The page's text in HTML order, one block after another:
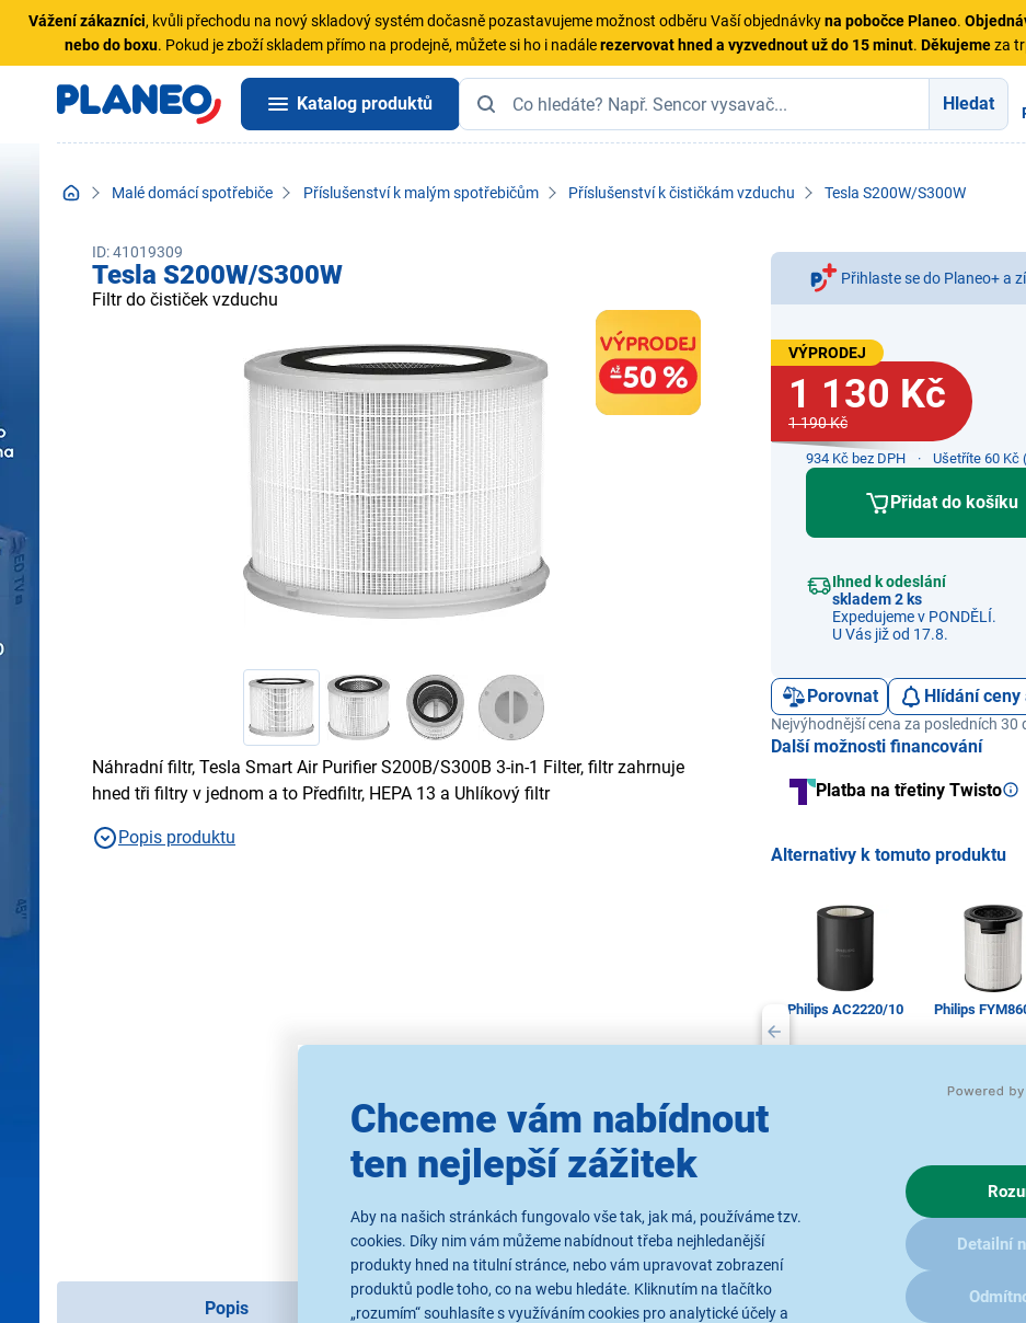
Chceme vám nabídnout
ten nejlepší zážitek
Aby na našich stránkách fungovalo vše tak, jak má, používáme tzv.
cookies. Díky nim vám můžeme nabídnout třeba nejhledanější
produkty hned na titulní stránce, nebo vám upravovat zobrazení
produktů podle toho, co na webu hledáte. Kliknutím na tlačítko
„rozumím“ souhlasíte s využíváním cookies pro analytické účely a
Detailní
Vážení zákazníci, kvůli přechodu na nový skladový systém dočasně pozastavujeme možnost odběru Vaší objednávkyna pobočce Planeo.
nebo do boxu. Pokud je zboží skladem přímo na prodejně, můžete si ho i nadálerezervovat hned a vyzvednout už do 15 minut. Děkujemeza
Katalog produktů Hledat
Malé domácí spotřebiče Příslušenství k malým spotřebičům Příslušenství k čističkám vzduchu Tesla S200W/S300W
ID: 41019309
Tesla S200W/S300W
Filtr do čističek vzduchu
Náhradní filtr, Tesla Smart Air Purifier S200B/S300B 3-in-1 Filter, filtr zahrnuje
hned tři filtry v jednom a to Předfiltr, HEPA 13 a Uhlíkový filtr
Popis produktu
Přihlaste se do Planeo+ a
VÝPRODEJ
1 130 Kč
1 190 Kč
934 Kč bez DPH Ušetříte 60 Kč
Přidat do košíku
Ihned k odeslání
skladem 2 ks
Expedujeme v PONDĚLÍ.
U Vás již od 17.8.
Porovnat Hlídání
Nejvýhodnější cena za posledních 30
Další možnosti financování
Platba na třetiny Twisto
Alternativy k tomuto produktu
Philips AC2220/10 Philips
čističkám
Popis Parametry Recenze